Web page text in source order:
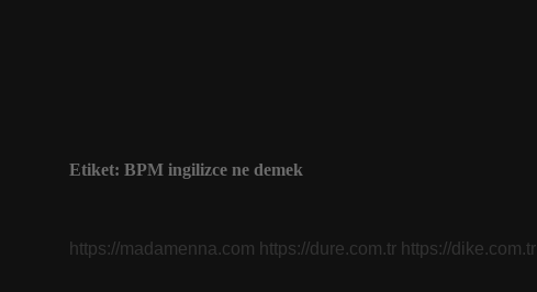
Etiket: BPM ingilizce ne demek
https://madamenna.com https://dure.com.tr https://dike.com.tr